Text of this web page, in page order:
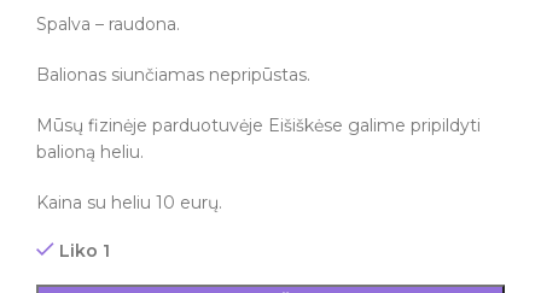
Spalva – raudona.
Balionas siunčiamas nepripūstas.
Mūsų fizinėje parduotuvėje Eišiškėse galime pripildyti
balioną heliu.
Kaina su heliu 10 eurų.
Liko 1